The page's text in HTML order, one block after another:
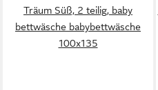
Träum Süß, 2 teilig, baby
bettwäsche babybettwäsche
100x135